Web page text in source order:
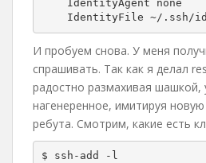
IdentityFile ~/
И пробуем снова. У меня
спрашивать. Так как я делал
радостно размахивая шашкой,
нагенеренное, имитируя
ребута. Смотрим, какие есть
$ ssh-add -l